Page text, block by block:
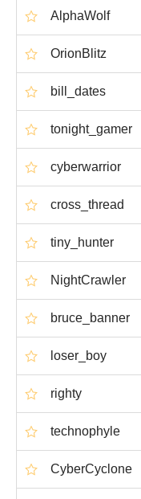
AlphaWolf
OrionBlitz
bill_dates
tonight_gamer
cyberwarrior
cross_thread
tiny_hunter
NightCrawler
bruce_banner
loser_boy
righty
technophyle
CyberCyclone